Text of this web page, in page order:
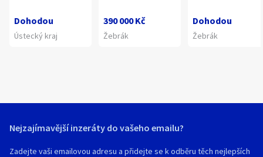
Dohodou
Ústecký kraj
390 000 Kč
Žebrák
Dohodou
Žebrák
Nejzajímavější inzeráty do vašeho emailu?
Zadejte vaši emailovou adresu a přidejte se k odběru těch nejlepších